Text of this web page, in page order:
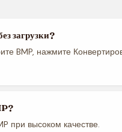
загрузки?
BMP, нажмите
при высоком качестве.